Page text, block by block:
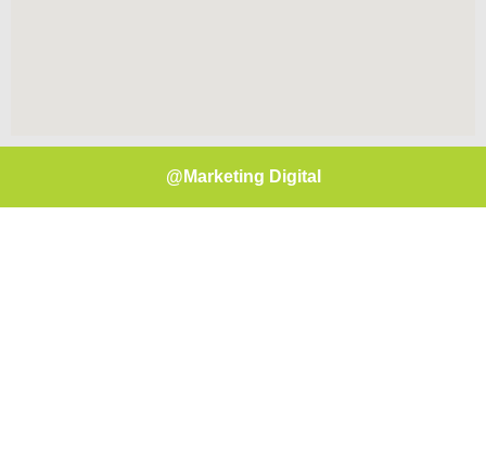
@Marketing Digital